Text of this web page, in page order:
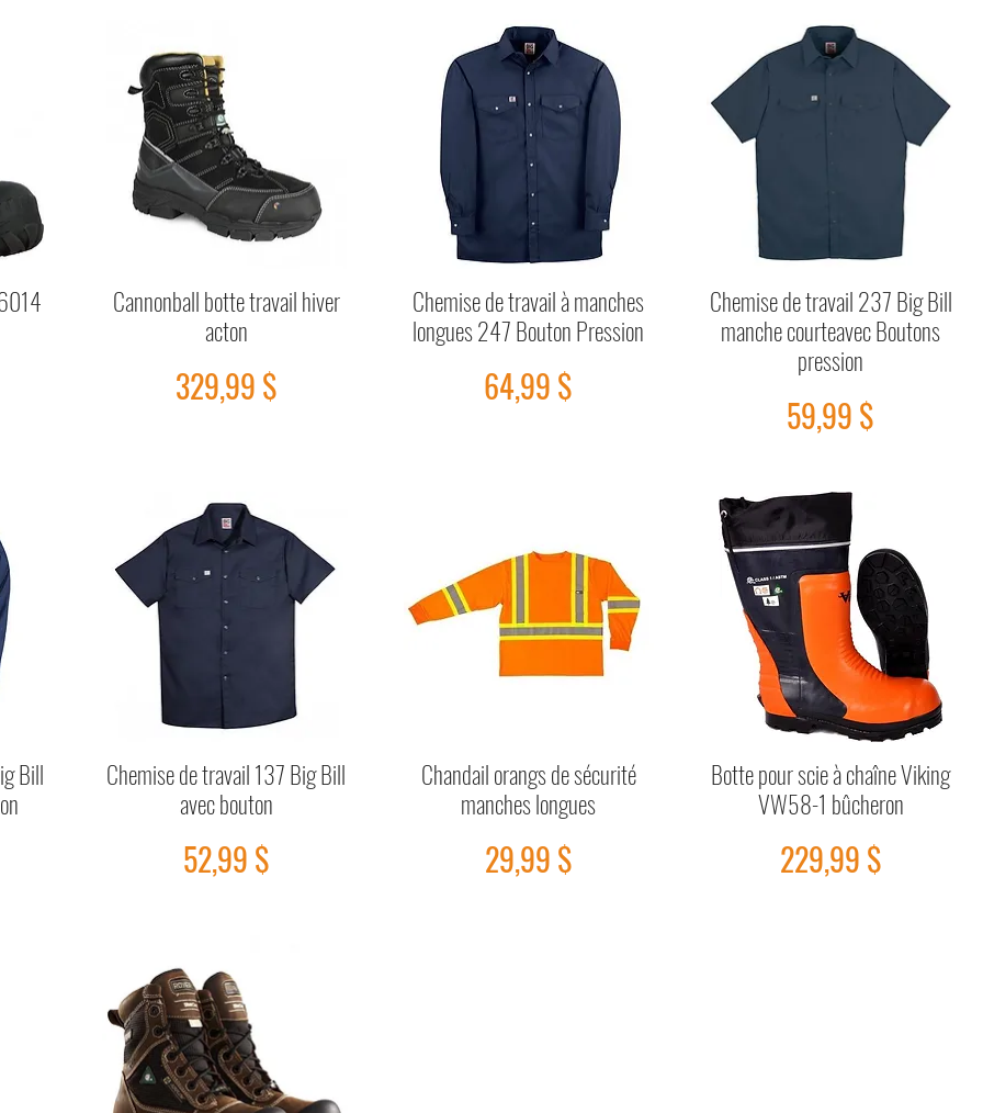
Aperçu rapide
Cannonball botte travail hiver
acton
Prix
329,99 $
Aperçu rapide
Chemise de travail à manches
longues 247 Bouton Pression
Prix
64,99 $
Aperçu rapide
Chemise de travail 237 Big Bill
manche courteavec Boutons
pression
Prix
59,99 $
Bill
Aperçu rapide
Chemise de travail 137 Big Bill
avec bouton
Prix
52,99 $
Aperçu rapide
Chandail orangs de sécurité
manches longues
Prix
29,99 $
Aperçu rapide
Botte pour scie à chaîne Viking
VW58-1 bûcheron
Prix
229,99 $